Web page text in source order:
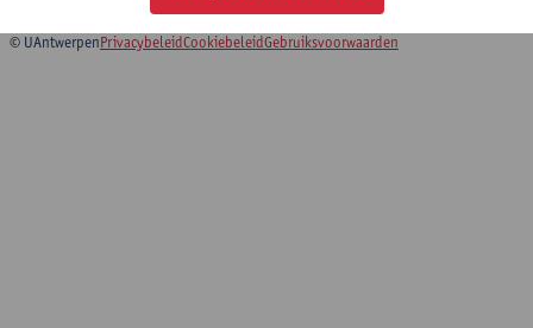
© UAntwerpenPrivacybeleidCookiebeleidGebruiksvoorwaarden